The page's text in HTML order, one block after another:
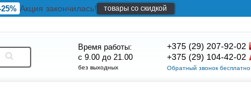
Акция закончилась!
товары со скидкой
Время работы:
с 9.00 до 21.00
без выходных
+375 (29) 207-92-02
+375 (29) 104-42-02
Обратный звонок бесплатно